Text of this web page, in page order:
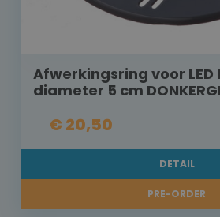
Afwerkingsring voor LED
diameter 5 cm
€ 20,50
DETAIL
PRE-ORDER